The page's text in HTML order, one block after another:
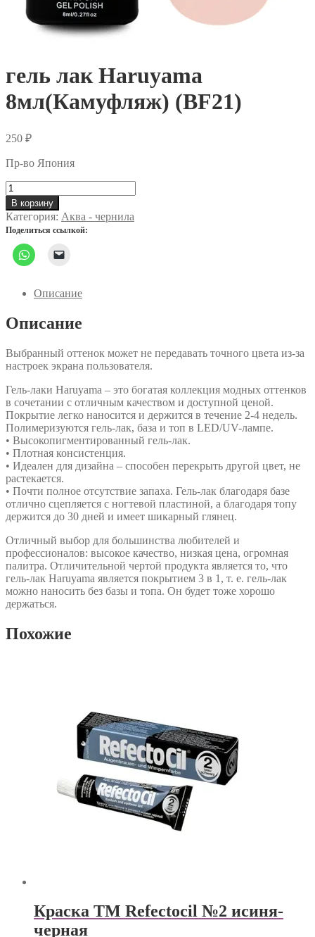
гель лак Haruyama
8мл(Камуфляж) (BF21)
250 ₽
Пр-во Япония
Количество
товара
гель
лак
Haruyama
8мл(Камуфляж)
(BF21)
В корзину
Категория: Аква - чернила
Поделиться ссылкой:
Описание
Описание
Выбранный оттенок может не передавать точного цвета из-за
настроек экрана пользователя.
Гель-лаки Haruyama – это богатая коллекция модных оттенков
в сочетании с отличным качеством и доступной ценой.
Покрытие легко наносится и держится в течение 2-4 недель.
Полимеризуются гель-лак, база и топ в LED/UV-лампе.
• Высокопигментированный гель-лак.
• Плотная консистенция.
• Идеален для дизайна – способен перекрыть другой цвет, не
растекается.
• Почти полное отсутствие запаха. Гель-лак благодаря базе
отлично сцепляется с ногтевой пластиной, а благодаря топу
держится до 30 дней и имеет шикарный глянец.
Отличный выбор для большинства любителей и
профессионалов: высокое качество, низкая цена, огромная
палитра. Отличительной чертой продукта является то, что
гель-лак Haruyama является покрытием 3 в 1, т. е. гель-лак
можно наносить без базы и топа. Он будет тоже хорошо
держаться.
Похожие
Краска TM Refectocil №2 исиня-
черная